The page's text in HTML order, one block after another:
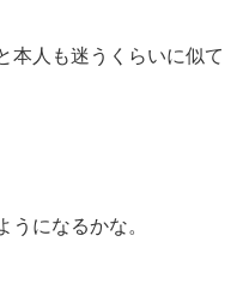
本人も迷うくらいに似て
うになるかな。